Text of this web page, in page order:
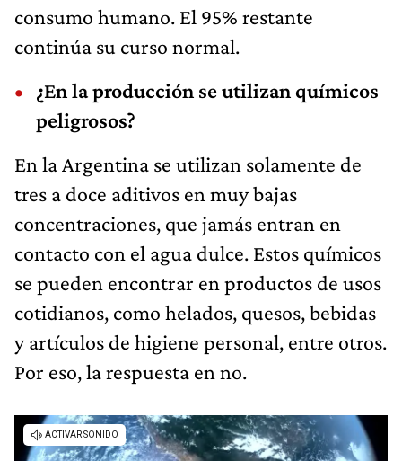
consumo humano. El 95% restante
continúa su curso normal.
¿En la producción se utilizan químicos
peligrosos?
En la Argentina se utilizan solamente de
tres a doce aditivos en muy bajas
concentraciones, que jamás entran en
contacto con el agua dulce. Estos químicos
se pueden encontrar en productos de usos
cotidianos, como helados, quesos, bebidas
y artículos de higiene personal, entre otros.
Por eso, la respuesta en no.